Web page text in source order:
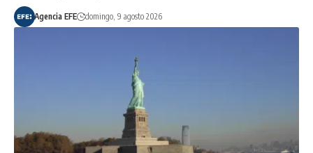
Agencia EFE domingo, 9 agosto 2026